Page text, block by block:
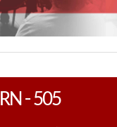
RN - 505